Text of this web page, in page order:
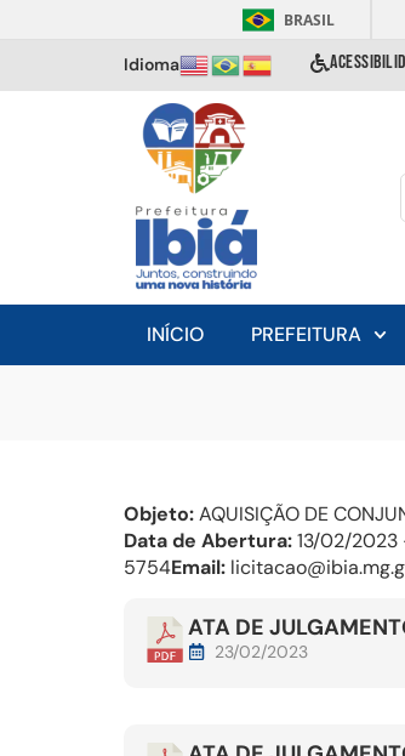
BRASIL
Idioma
INÍCIO PREFEITURA
Objeto:AQUISIÇÃO DE
Data de Abertura:13/02/
5754Email:
ATA DE
23/02/2023